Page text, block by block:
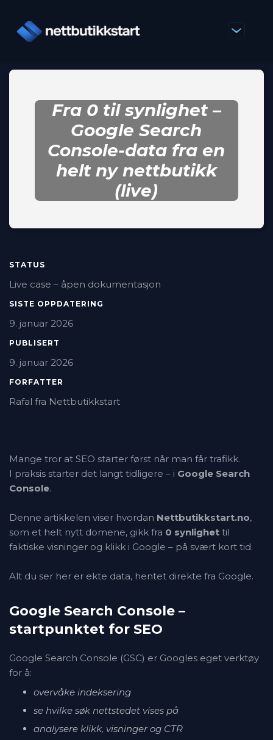
Fra 0 til synlighet –
Google Search
Console-data fra en
helt ny nettbutikk
(live)
STATUS
Live case – åpen dokumentasjon
SISTE OPPDATERING
9. januar 2026
PUBLISERT
9. januar 2026
FORFATTER
Rafal fra Nettbutikkstart
Mange tror at SEO starter først når man får trafikk.
I praksis starter det langt tidligere – i Google Search
Console.
Denne artikkelen viser hvordan Nettbutikkstart.no,
som et helt nytt domene, gikk fra 0 synlighet til
faktiske visninger og klikk i Google – på svært kort tid.
Alt du ser her er ekte data, hentet direkte fra Google.
Google Search Console –
startpunktet for SEO
Google Search Console (GSC) er Googles eget verktøy
for å:
overvåke indeksering
se hvilke søk nettstedet vises på
analysere klikk, visninger og CTR